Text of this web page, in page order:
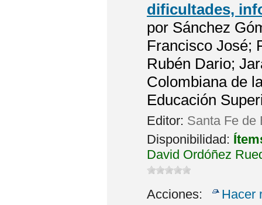
dificultades,
por Sánchez
Francisco José;
Rubén Dario;
Colombiana de
Educación
Editor: Santa Fe de
Disponibilidad:
David Ordóñez
Acciones: Hacer